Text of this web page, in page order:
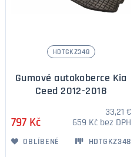
HDTGKZ348
Gumové autokoberce Kia
Ceed 2012-2018
797 Kč
33,21 €
659 Kč bez DPH
OBLÍBENÉ HDTGKZ348